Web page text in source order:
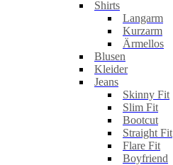
Shirts
Langarm
Kurzarm
Ärmellos
Blusen
Kleider
Jeans
Skinny Fit
Slim Fit
Bootcut
Straight Fit
Flare Fit
Boyfriend